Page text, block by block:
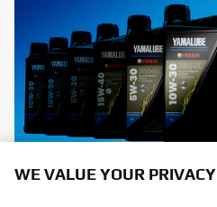
WE VALUE YOUR PRIVACY